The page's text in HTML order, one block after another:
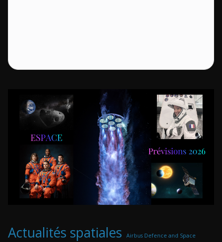
Actualités spatiales Airbus Defence and Space